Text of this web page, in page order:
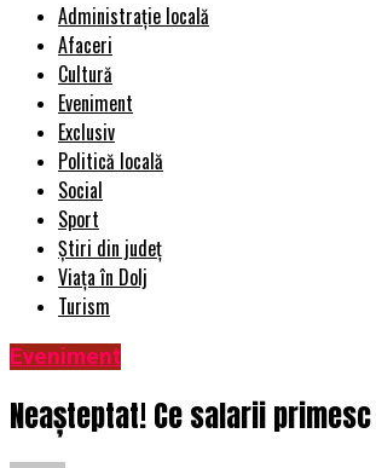
Administrație locală
Afaceri
Cultură
Eveniment
Exclusiv
Politică locală
Social
Sport
Știri din județ
Viața în Dolj
Turism
Eveniment
Neașteptat! Ce salarii